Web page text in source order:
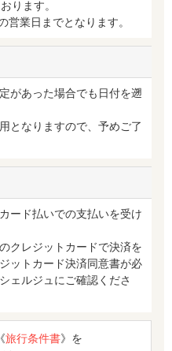
ります。
業日までとなります。
があった場合でも日付を遡
となりますので、予めご了
ード払いでの支払いを受け
クレジットカードで決済を
ットカード決済同意書が必
ェルジュにご確認くださ
旅行条件書》を